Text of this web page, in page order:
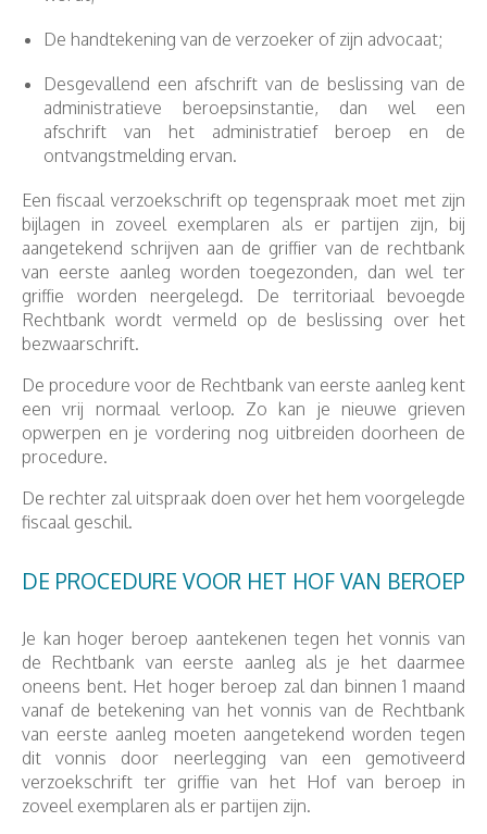
De handtekening van de verzoeker of zijn advocaat;
Desgevallend een afschrift van de beslissing van de
administratieve beroepsinstantie, dan wel een
afschrift van het administratief beroep en de
ontvangstmelding ervan.
Een fiscaal verzoekschrift op tegenspraak moet met zijn
bijlagen in zoveel exemplaren als er partijen zijn, bij
aangetekend schrijven aan de griffier van de rechtbank
van eerste aanleg worden toegezonden, dan wel ter
griffie worden neergelegd. De territoriaal bevoegde
Rechtbank wordt vermeld op de beslissing over het
bezwaarschrift.
De procedure voor de Rechtbank van eerste aanleg kent
een vrij normaal verloop. Zo kan je nieuwe grieven
opwerpen en je vordering nog uitbreiden doorheen de
procedure.
De rechter zal uitspraak doen over het hem voorgelegde
fiscaal geschil.
DE PROCEDURE VOOR HET HOF VAN BEROEP
Je kan hoger beroep aantekenen tegen het vonnis van
de Rechtbank van eerste aanleg als je het daarmee
oneens bent. Het hoger beroep zal dan binnen 1 maand
vanaf de betekening van het vonnis van de Rechtbank
van eerste aanleg moeten aangetekend worden tegen
dit vonnis door neerlegging van een gemotiveerd
verzoekschrift ter griffie van het Hof van beroep in
zoveel exemplaren als er partijen zijn.